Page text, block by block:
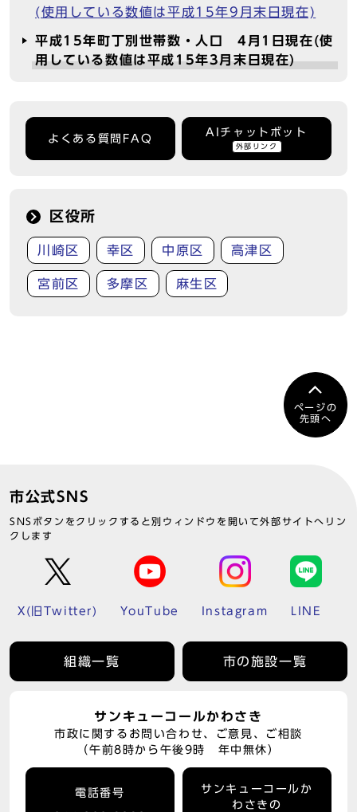
(使用している数値は平成15年9月末日現在)
平成15年町丁別世帯数・人口 4月1日現在(使
用している数値は平成15年3月末日現在)
よくある質問FAQ
AIチャットボット
外部リンク
区役所
川崎区 幸区 中原区 高津区
宮前区 多摩区 麻生区
ページの
先頭へ
市公式SNS
SNSボタンをクリックすると別ウィンドウを開いて外部サイトへリン
クします
X(旧Twitter) YouTube Instagram LINE
組織一覧 市の施設一覧
サンキューコールかわさき
市政に関するお問い合わせ、ご意見、ご相談
（午前8時から午後9時 年中無休）
電話番号
サンキューコールか
わさきの